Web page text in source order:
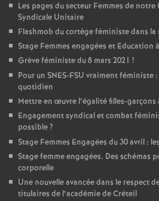
Les pages du secteur Femmes de
Syndicale Unitaire
Flashmob du cortège féministe dans
Stage Femmes engagées et Education
Grève féministe du 8 mars 2021 !
Pour un SNES-FSU vraiment féministe
quotidien
Mettre en œuvre l’égalité filles-garçons
Engagement syndical et combat
possible?
Stage Femmes Engagées du 30 avril :
Stage femme engagées. Des schémas
corporelle
Une nouvelle avancée dans le respect
titulaires de l’académie de Créteil